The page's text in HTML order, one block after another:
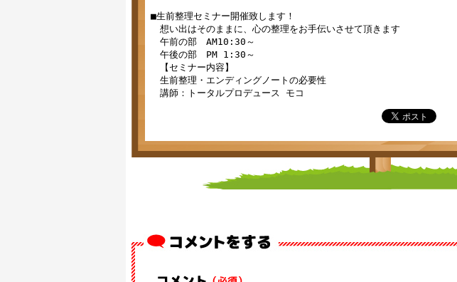
■生前整理セミナー開催致します！
想い出はそのままに、心の整理をお手伝いさせて頂きます
午前の部　AM10:30～
午後の部　PM 1:30～
【セミナー内容】
生前整理・エンディングノートの必要性
講師：トータルプロデュース モコ